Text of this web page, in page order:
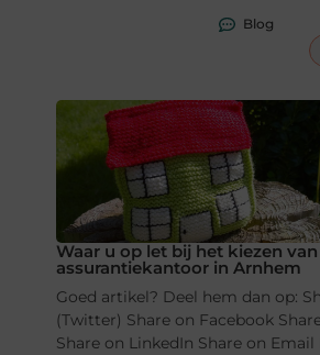
Blog
Waar u op let bij het kiezen van
assurantiekantoor in Arnhem
Goed artikel? Deel hem dan op:
(Twitter) Share on Facebook
Share on LinkedIn Share on Email